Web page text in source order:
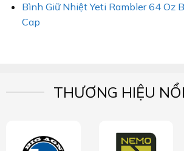
Bình Giữ Nhiệt Yeti Rambler 64 Oz
Cap
THƯƠNG HIỆU